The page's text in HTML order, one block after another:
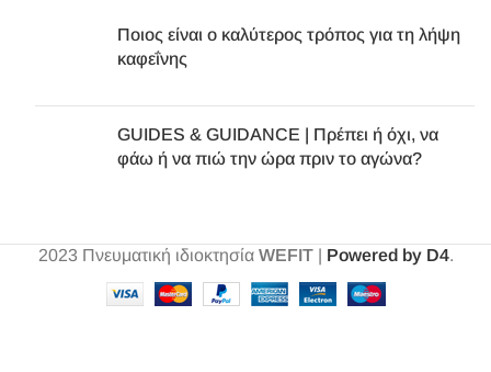
Ποιος είναι ο καλύτερος τρόπος για τη λήψη
καφεΐνης
GUIDES & GUIDANCE | Πρέπει ή όχι, να
φάω ή να πιώ την ώρα πριν το αγώνα?
2023 Πνευματική ιδιοκτησία WEFIT| Powered by D4.